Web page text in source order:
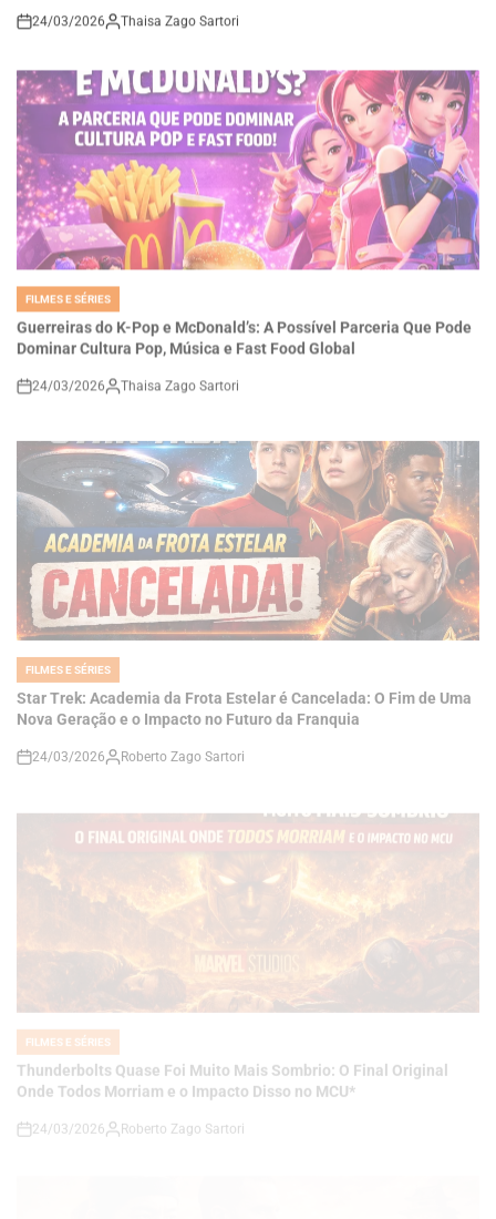
POSTED
FILMES E SÉRIES
Dominar Cultura Pop, Música e Fast Food Global
on
24/03/2026 Thaisa Zago Sartori
POSTED
IN
FILMES E SÉRIES
Star Trek: Academia da Frota Estelar é Cancelada: O Fim de Uma
on
24/03/2026
Thunderbolts Quase Foi Muito Mais Sombrio: O Final Original
Onde Todos Morriam e o Impacto Disso no MCU*
on
24/03/2026